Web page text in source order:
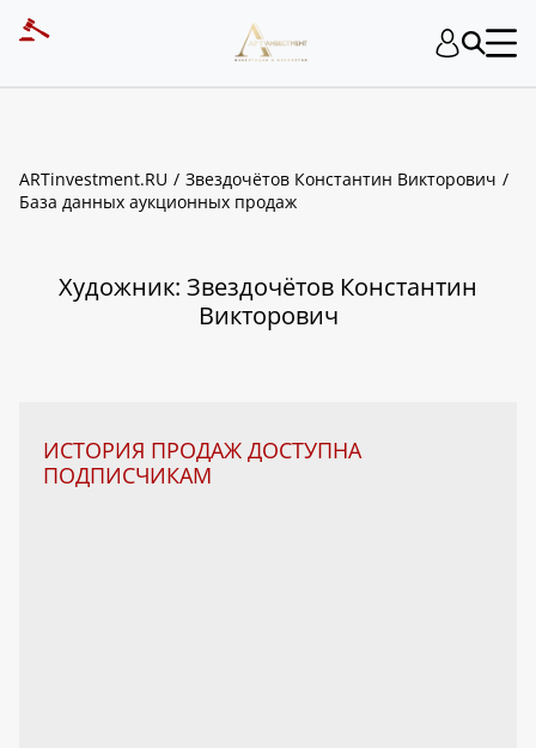
ARTinvestment.RU
Звездочётов Константин Викторович
База данных аукционных продаж
Художник: Звездочётов Константин
Викторович
ИСТОРИЯ ПРОДАЖ ДОСТУПНА
ПОДПИСЧИКАМ